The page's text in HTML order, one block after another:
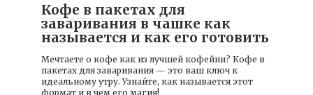
Кофе в пакетах для
заваривания в чашке как
называется и как его готовить
Мечтаете о кофе как из лучшей кофейни? Кофе в
пакетах для заваривания — это ваш ключ к
идеальному утру. Узнайте, как называется этот
формат и в чем его магия!